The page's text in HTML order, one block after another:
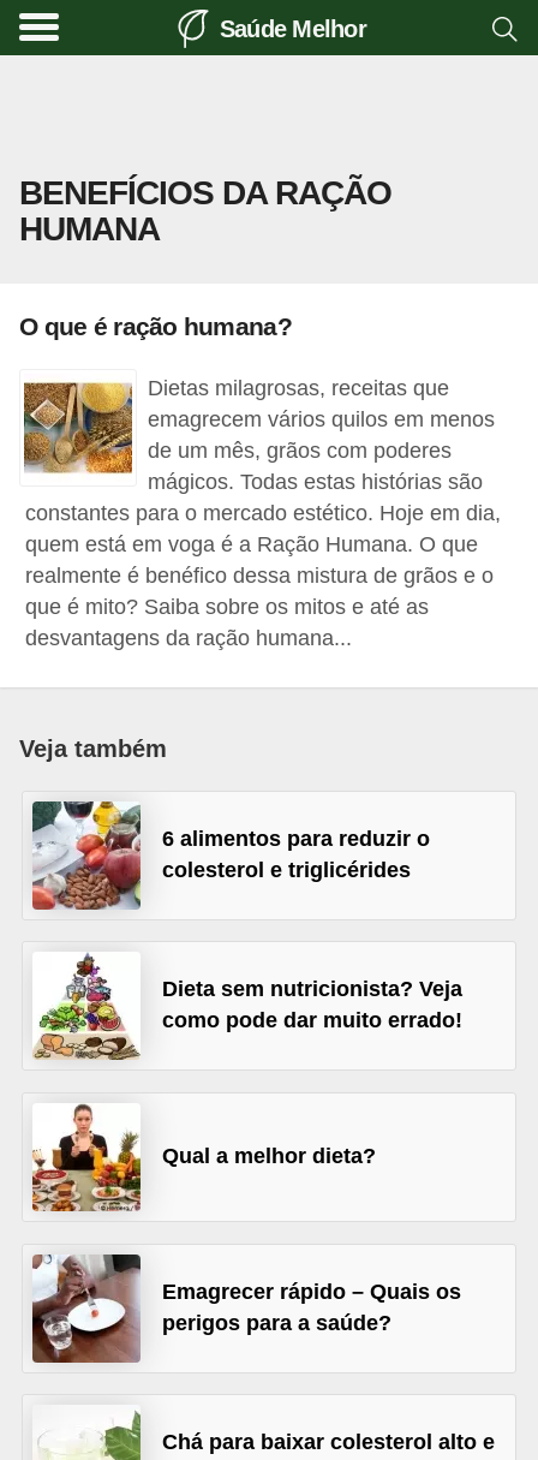
Saúde Melhor
BENEFÍCIOS DA RAÇÃO
HUMANA
O que é ração humana?
Dietas milagrosas, receitas que
emagrecem vários quilos em menos
de um mês, grãos com poderes
mágicos. Todas estas histórias são
constantes para o mercado estético. Hoje em dia,
quem está em voga é a Ração Humana. O que
realmente é benéfico dessa mistura de grãos e o
que é mito? Saiba sobre os mitos e até as
desvantagens da ração humana...
Veja também
6 alimentos para reduzir o
colesterol e triglicérides
Dieta sem nutricionista? Veja
como pode dar muito errado!
Qual a melhor dieta?
Emagrecer rápido – Quais os
perigos para a saúde?
Chá para baixar colesterol alto e
A
i
d
e
f
í
s
i
c
a
B
e
z
D
i
e
e
A
m
e
t
a
ç
S